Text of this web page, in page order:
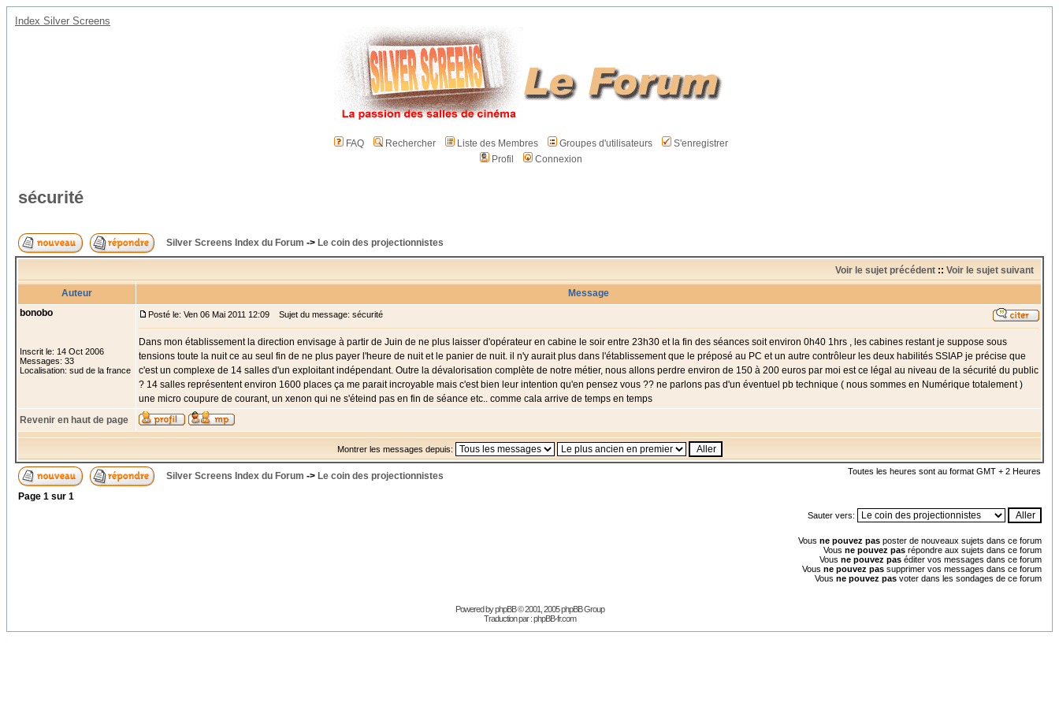
Index Silver Screens
FAQ Rechercher Liste des Membres Groupes d'utilisateurs
S'enregistrer
Profil
Connexion
sécurité
Silver Screens Index du Forum -> Le coin des projectionnistes
Voir le sujet précédent :: Voir le sujet suivant
Auteur
Message
bonobo
Inscrit le: 14 Oct 2006
Messages: 33
Localisation: sud de la france
Posté le: Ven 06 Mai 2011 12:09 Sujet du message: sécurité
Dans mon établissement la direction envisage à partir de Juin de ne plus laisser d'opérateur en cabine le soir entre 23h30 et la fin des séances soit environ 0h40 1hrs , les cabines restant je suppose sous
tensions toute la nuit ce au seul fin de ne plus payer l'heure de nuit et le panier de nuit. il n'y aurait plus dans l'établissement que le préposé au PC et un autre contrôleur les deux habilités SSIAP je précise que
c'est un complexe de 14 salles d'un exploitant indépendant. Outre la dévalorisation complète de notre métier, nous allons perdre environ de 150 à 200 euros par moi est ce légal au niveau de la sécurité du public
? 14 salles représentent environ 1600 places ça me parait incroyable mais c'est bien leur intention qu'en pensez vous ?? ne parlons pas d'un éventuel pb technique ( nous sommes en Numérique totalement )
une micro coupure de courant, un xenon qui ne s'éteind pas en fin de séance etc.. comme cala arrive de temps en temps
Revenir en haut de page
Montrer les messages depuis:
Silver Screens Index du Forum -> Le coin des projectionnistes Toutes les heures sont au format GMT + 2 Heures
Page 1 sur 1
Sauter vers:
Vous ne pouvez pas poster de nouveaux sujets dans ce forum
Vous ne pouvez pas répondre aux sujets dans ce forum
Vous ne pouvez pas éditer vos messages dans ce forum
Vous ne pouvez pas supprimer vos messages dans ce forum
Vous ne pouvez pas voter dans les sondages de ce forum
Powered byphpBB© 2001, 2005 phpBB Group
Traduction par :phpBB-fr.com